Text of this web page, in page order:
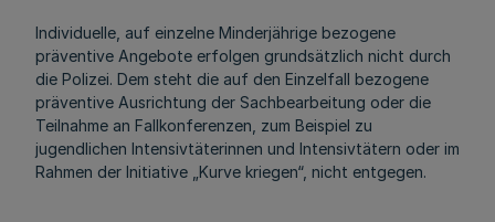
Individuelle, auf einzelne Minderjährige bezogene
präventive Angebote erfolgen grundsätzlich nicht durch
die Polizei. Dem steht die auf den Einzelfall bezogene
präventive Ausrichtung der Sachbearbeitung oder die
Teilnahme an Fallkonferenzen, zum Beispiel zu
jugendlichen Intensivtäterinnen und Intensivtätern oder im
Rahmen der Initiative „Kurve kriegen“, nicht entgegen.